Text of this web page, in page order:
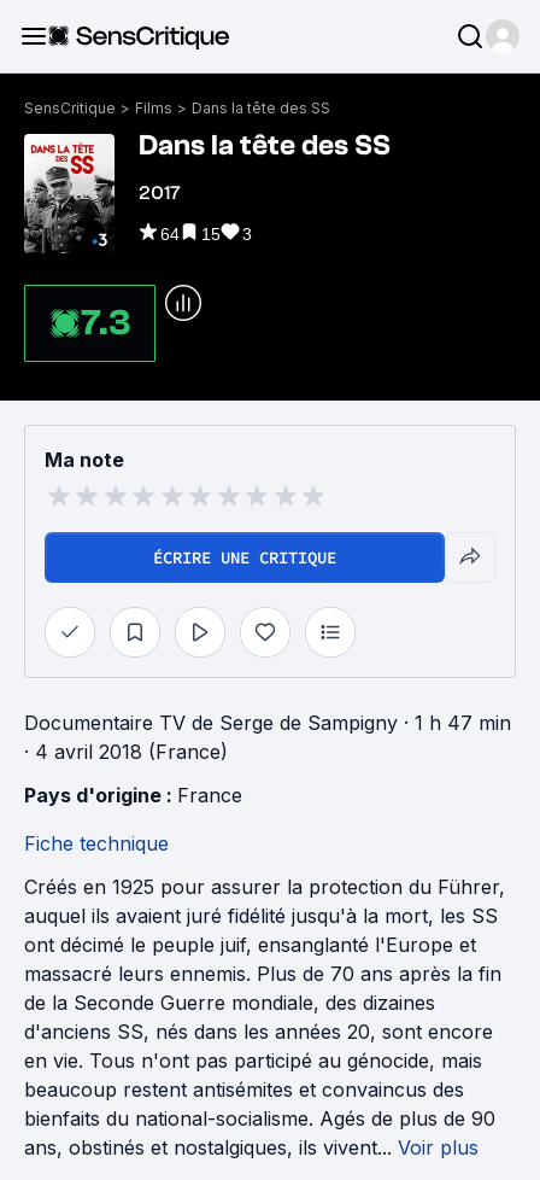
SensCritique > Films > Dans la tête des SS
Dans la tête des SS
2017
64 15 3
7.3
Ma note
ÉCRIRE UNE CRITIQUE
Documentaire TV de Serge de Sampigny · 1 h 47 min
· 4 avril 2018 (France)
Pays d'origine : France
Fiche technique
Créés en 1925 pour assurer la protection du Führer,
auquel ils avaient juré fidélité jusqu'à la mort, les SS
ont décimé le peuple juif, ensanglanté l'Europe et
massacré leurs ennemis. Plus de 70 ans après la fin
de la Seconde Guerre mondiale, des dizaines
d'anciens SS, nés dans les années 20, sont encore
en vie. Tous n'ont pas participé au génocide, mais
beaucoup restent antisémites et convaincus des
bienfaits du national-socialisme. Agés de plus de 90
ans, obstinés et nostalgiques, ils vivent... Voir plus